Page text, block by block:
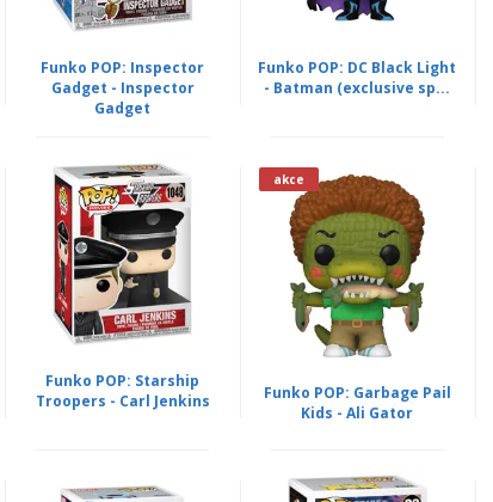
Funko POP: Inspector
Gadget - Inspector
Gadget
Funko POP: DC Black Light
- Batman (exclusive sp...
Funko POP: Starship
Troopers - Carl Jenkins
akce
Funko POP: Garbage Pail
Kids - Ali Gator